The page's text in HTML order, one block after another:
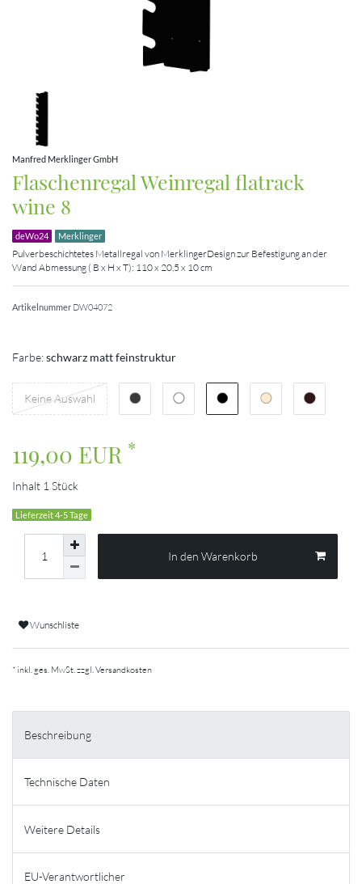
Manfred Merklinger GmbH
Flaschenregal Weinregal flatrack
wine 8
deWo24 Merklinger
Pulverbeschichtetes Metallregal von MerklingerDesign zur Befestigung an der
Wand Abmessung ( B x H x T): 110 x 20,5 x 10 cm
Artikelnummer DW04072
Farbe:schwarz matt feinstruktur
Keine Auswahl
119,00 EUR *
Inhalt 1 Stück
Lieferzeit 4-5 Tage
In den Warenkorb
Wunschliste
* inkl. ges. MwSt. zzgl. Versandkosten
Beschreibung
Technische Daten
Weitere Details
EU-Verantwortlicher